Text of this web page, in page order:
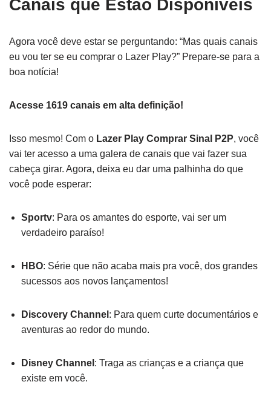
Canais que Estão Disponíveis
Agora você deve estar se perguntando: “Mas quais canais
eu vou ter se eu comprar o Lazer Play?” Prepare-se para a
boa notícia!
Acesse 1619 canais em alta definição!
Isso mesmo! Com o Lazer Play Comprar Sinal P2P, você
vai ter acesso a uma galera de canais que vai fazer sua
cabeça girar. Agora, deixa eu dar uma palhinha do que
você pode esperar:
Sportv: Para os amantes do esporte, vai ser um
verdadeiro paraíso!
HBO: Série que não acaba mais pra você, dos grandes
sucessos aos novos lançamentos!
Discovery Channel : Para quem curte documentários e
aventuras ao redor do mundo.
Disney Channel : Traga as crianças e a criança que
existe em você.